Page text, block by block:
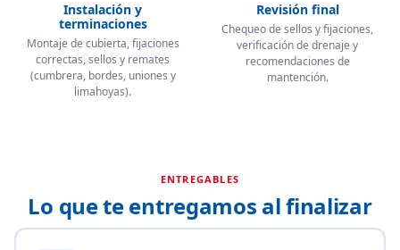
Instalación y
terminaciones
Montaje de cubierta, fijaciones
correctas, sellos y remates
(cumbrera, bordes, uniones y
limahoyas).
Revisión final
Chequeo de sellos y fijaciones,
verificación de drenaje y
recomendaciones de
mantención.
ENTREGABLES
Lo que te entregamos al finalizar